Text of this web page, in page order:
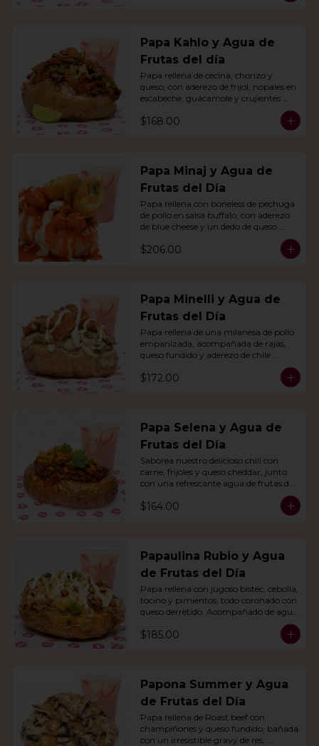
Papa Kahlo y Agua de
Frutas del día
Papa rellena de cecina, chorizo y
queso, con aderezo de frijol, nopales en
escabeche, guacamole y crujientes
$168.00
Papa Minaj y Agua de
Frutas del Día
Papa rellena con boneless de pechuga
de pollo en salsa buffalo, con aderezo
de blue cheese y un dedo de queso
relleno de jalapeño. Con agua del día.
$206.00
Papa Minelli y Agua de
Frutas del Día
Papa rellena de una milanesa de pollo
empanizada, acompañada de rajas,
queso fundido y aderezo de chile
día.
$172.00
Papa Selena y Agua de
Frutas del Día
Saborea nuestro delicioso chili con
carne, frijoles y queso cheddar, junto
con una refrescante agua de frutas del
$164.00
Papaulina Rubio y Agua
de Frutas del Día
Papa rellena con jugoso bistec, cebolla,
tocino y pimientos, todo coronado con
queso derretido. Acompañado de agua
$185.00
Papona Summer y Agua
de Frutas del Día
Papa rellena de Roast beef con
champiñones y queso fundido, bañada
con un irresistible gravy de res,